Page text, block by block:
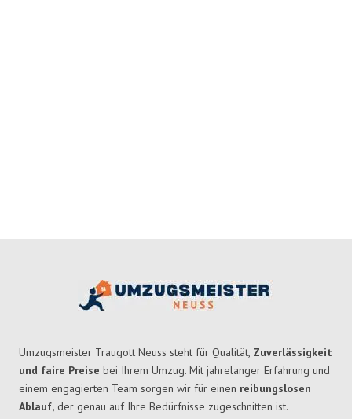
Umzugsmeister Traugott Neuss steht für Qualität, Zuverlässigkeit
und faire Preise bei Ihrem Umzug. Mit jahrelanger Erfahrung und
einem engagierten Team sorgen wir für einen reibungslosen
Ablauf, der genau auf Ihre Bedürfnisse zugeschnitten ist.